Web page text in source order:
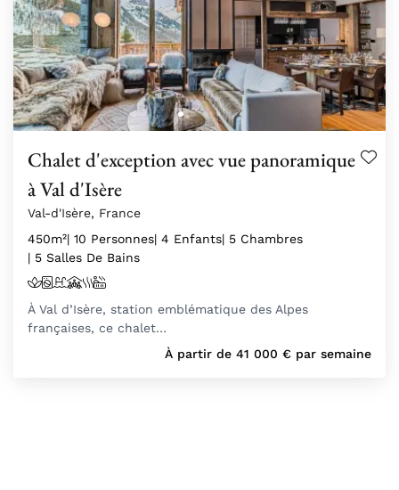
Chalet d'exception avec vue panoramique
à Val d'Isère
Val-d'Isère, France
450m²| 10 Personnes| 4 Enfants| 5 Chambres
| 5 Salles De Bains
À Val d’Isère, station emblématique des Alpes
françaises, ce chalet…
À partir de 41 000 € par semaine